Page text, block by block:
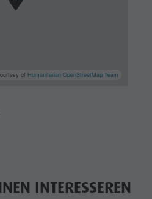
of Humanitarian OpenStreetMap Team
INTERESSEREN